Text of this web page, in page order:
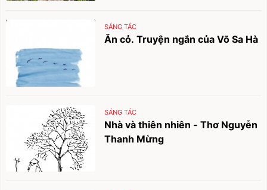
SÁNG TÁC
Ăn cỏ. Truyện ngắn của Võ Sa Hà
SÁNG TÁC
Nhà và thiên nhiên - Thơ Nguyễn
Thanh Mừng